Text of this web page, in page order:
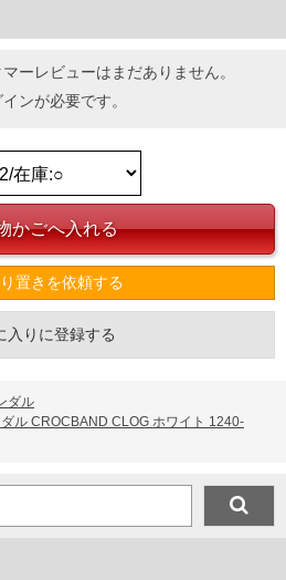
ーレビューはまだありません。
インが必要です。
置きを依頼する
入りに登録する
ダル
ル CROCBAND CLOG ホワイト 1240-